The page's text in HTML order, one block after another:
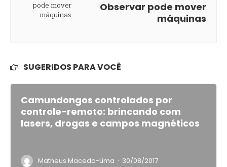
Observar pode mover
máquinas
SUGERIDOS PARA VOCÊ
Camundongos controlados por
controle-remoto: brincando com
lasers, drogas e campos magnéticos
Matheus Macedo-Lima · 30/08/2017